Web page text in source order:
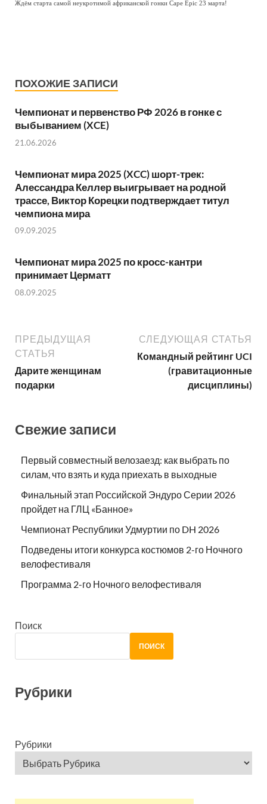
Ждём старта самой неукротимой африканской гонки Cape Epic 23 марта!
ПОХОЖИЕ ЗАПИСИ
Чемпионат и первенство РФ 2026 в гонке с
выбыванием (XCE)
21.06.2026
Чемпионат мира 2025 (XCC) шорт-трек:
Алессандра Келлер выигрывает на родной
трассе, Виктор Корецки подтверждает титул
чемпиона мира
09.09.2025
Чемпионат мира 2025 по кросс-кантри
принимает Церматт
08.09.2025
ПРЕДЫДУЩАЯ
СТАТЬЯ
Дарите женщинам
подарки
СЛЕДУЮЩАЯ СТАТЬЯ
Командный рейтинг UCI
(гравитационные
дисциплины)
Свежие записи
Первый совместный велозаезд: как выбрать по
силам, что взять и куда приехать в выходные
Финальный этап Российской Эндуро Серии 2026
пройдет на ГЛЦ «Банное»
Чемпионат Республики Удмуртии по DH 2026
Подведены итоги конкурса костюмов 2-го Ночного
велофестиваля
Программа 2-го Ночного велофестиваля
Поиск
ПОИСК
Рубрики
Рубрики